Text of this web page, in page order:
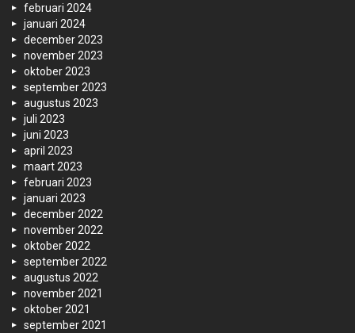
februari 2024
januari 2024
december 2023
november 2023
oktober 2023
september 2023
augustus 2023
juli 2023
juni 2023
april 2023
maart 2023
februari 2023
januari 2023
december 2022
november 2022
oktober 2022
september 2022
augustus 2022
november 2021
oktober 2021
september 2021